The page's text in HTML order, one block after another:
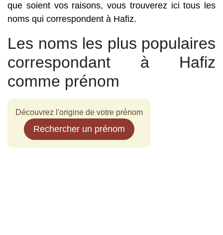
que soient vos raisons, vous trouverez ici tous les
noms qui correspondent à Hafiz.
Les noms les plus populaires
correspondant à Hafiz
comme prénom
Découvrez l'origine de votre prénom
Rechercher un prénom